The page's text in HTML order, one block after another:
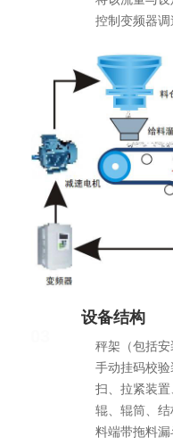
控制变频器调
设备结构
秤架（包括安
手动挂码校
扫、拉紧装
辊、辊筒、
料端带拖料漏